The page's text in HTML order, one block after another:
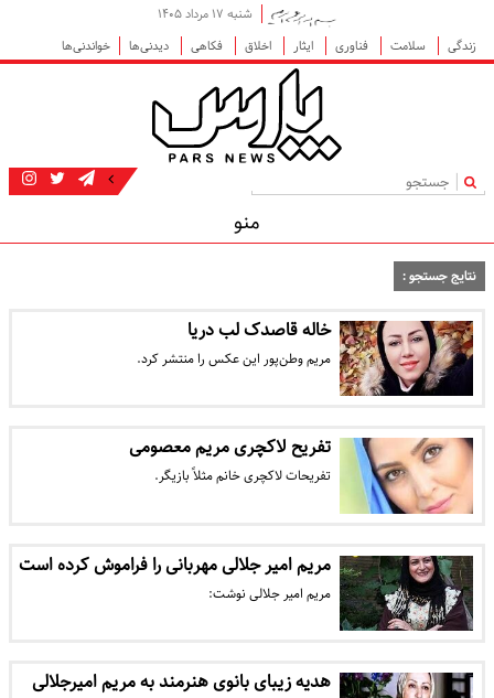
شنبه ۱۷ مرداد ۱۴۰۵
زندگی
سلامت فناوری ایثار اخلاق فکاهی دیدنی‌ها خواندنی‌ها
|
منو
نتایج جستجو :
خاله قاصدک لب دریا
مریم وطن‌پور این عکس را منتشر کرد.
تفریح لاکچری مریم معصومی
تفریحات لاکچری خانم مثلاً بازیگر.
مریم امیر جلالی مهربانی را فراموش کرده است
مریم امیر جلالی نوشت:
هدیه زیبای بانوی هنرمند به مریم امیرجلالی